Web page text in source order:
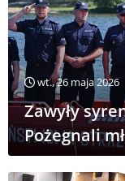
wt., 26 maja 2026
Zawyły
Pożegnali